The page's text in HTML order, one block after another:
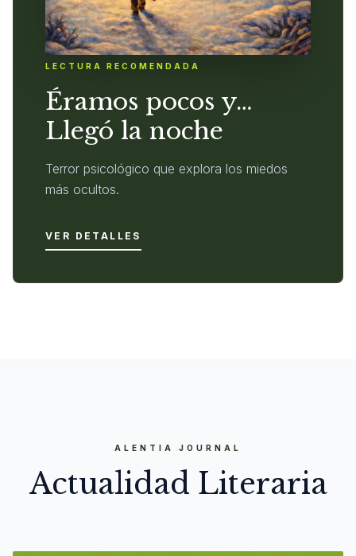
LECTURA RECOMENDADA
Éramos pocos y…
Llegó la noche
Terror psicológico que explora los miedos
más ocultos.
VER DETALLES
ALENTIA JOURNAL
Actualidad Literaria